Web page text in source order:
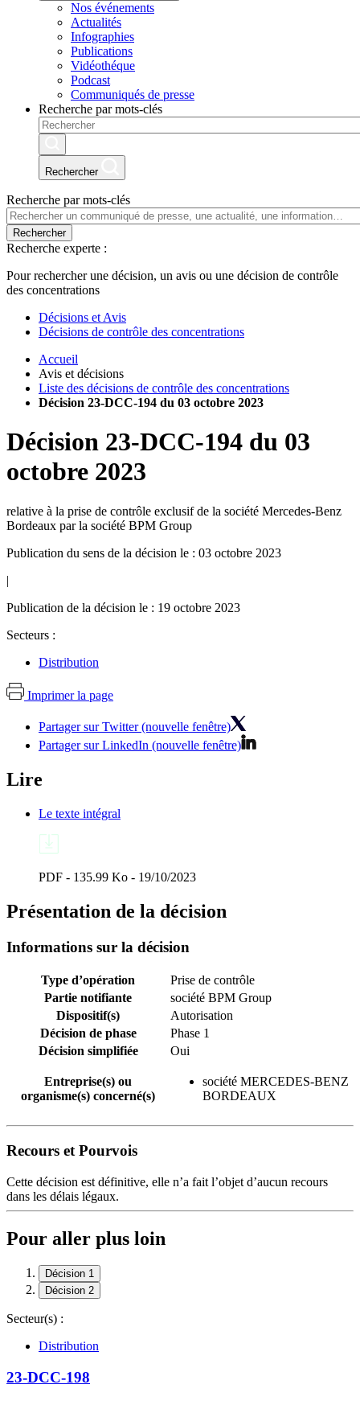
Nos événements
Actualités
Infographies
Publications
Vidéothéque
Podcast
Communiqués de presse
Recherche par mots-clés
Rechercher
Recherche par mots-clés
Rechercher
Recherche experte :
Pour rechercher une décision, un avis ou une décision de contrôle
des concentrations
Décisions et Avis
Décisions de contrôle des concentrations
Accueil
Avis et décisions
Liste des décisions de contrôle des concentrations
Décision 23-DCC-194 du 03 octobre 2023
Décision 23-DCC-194 du 03
octobre 2023
relative à la prise de contrôle exclusif de la société Mercedes-Benz
Bordeaux par la société BPM Group
Publication du sens de la décision le : 03 octobre 2023
|
Publication de la décision le : 19 octobre 2023
Secteurs :
Distribution
Imprimer la page
Partager sur Twitter (nouvelle fenêtre)
Partager sur LinkedIn (nouvelle fenêtre)
Lire
Le texte intégral
PDF - 135.99 Ko - 19/10/2023
Présentation de la décision
Informations sur la décision
Type d’opération
Prise de contrôle
Partie notifiante
société BPM Group
Dispositif(s)
Autorisation
Décision de phase
Phase 1
Décision simplifiée
Oui
Entreprise(s) ou
organisme(s) concerné(s)
société MERCEDES-BENZ
BORDEAUX
Recours et Pourvois
Cette décision est définitive, elle n’a fait l’objet d’aucun recours
dans les délais légaux.
Pour aller plus loin
Décision 1
Décision 2
Secteur(s) :
Distribution
23-DCC-198